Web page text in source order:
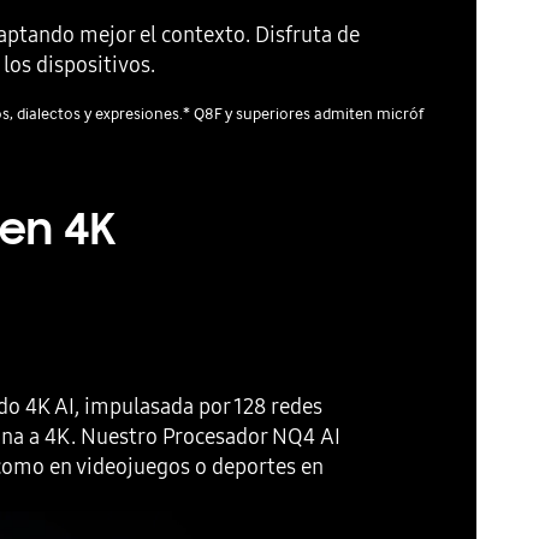
mejor el contexto. Disfruta de
dispositivos.
y expresiones.* Q8F y superiores admiten micróf
4K
4K AI, impulasada por 128 redes
a 4K. Nuestro Procesador NQ4 AI
en videojuegos o deportes en